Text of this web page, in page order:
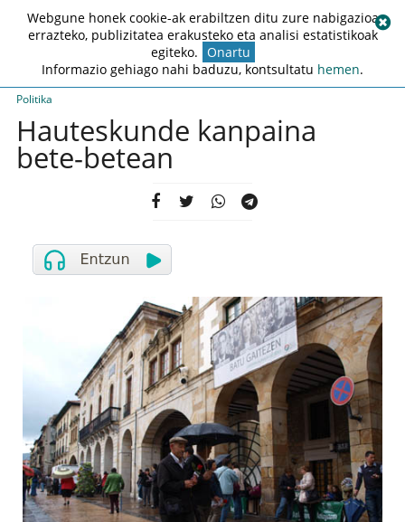
Politika
Hauteskunde kanpaina
bete-betean
Webgune honek cookie-ak erabiltzen ditu zure nabigazioa
errazteko, publizitatea erakusteko eta analisi estatistikoak
egiteko. Onartu
Informazio gehiago nahi baduzu, kontsultatu hemen.